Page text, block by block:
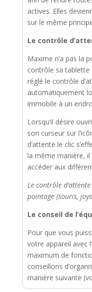
actives. Elles
sur le même
Le contrôle
Maxime n’a pas la
contrôle sa tablette
réglé le contrôle
automatiquement
immobile à un
Lorsqu’il désire
son curseur sur
d’attente le clic
la même manière,
accéder aux
Le contrôle
pointage (souris,
Le conseil de
Pour que vous
votre appareil avec
maximum de
conseillons
manière suivante